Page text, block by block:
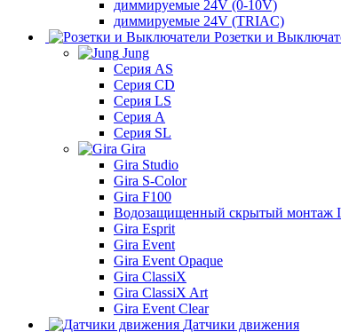
диммируемые 24V (0-10V)
диммируемые 24V (TRIAC)
Розетки и
Jung
Серия AS
Серия CD
Серия LS
Серия A
Серия SL
Gira
Gira Studio
Gira S-Color
Gira F100
Водозащищенный скрытый монтаж
Gira Esprit
Gira Event
Gira Event Opaque
Gira ClassiX
Gira ClassiX Art
Gira Event Clear
Датчики движения